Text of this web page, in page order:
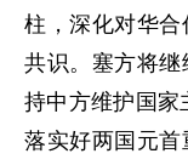
柱，深化对华
共识。塞方将
持中方维护国家
落实好两国元